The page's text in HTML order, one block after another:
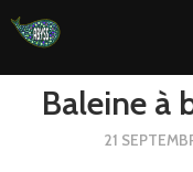
To Blog
Baleine à
21